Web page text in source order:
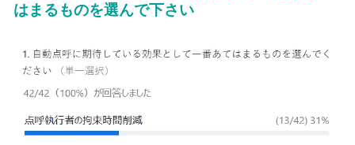
はまるものを選んで下さい